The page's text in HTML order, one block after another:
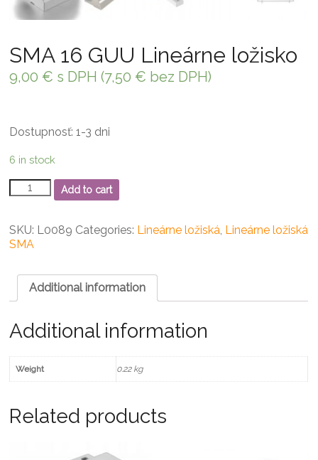
SMA 16 GUU Lineárne ložisko
9,00 € s DPH (7,50 € bez DPH)
Dostupnosť: 1-3 dni
6 in stock
SMA
16
Lineárne
ložisko
Add to cart
SKU: L0089 Categories: Lineárne ložiská Lineárne ložiská
SMA
Additional information
Additional information
Weight 0.22 kg
Related products